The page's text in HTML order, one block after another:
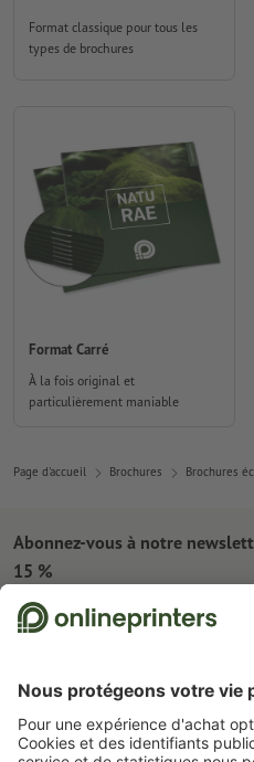
Format classique pour tous les
types de brochures
Format Carré
À la fois original et
particulièrement maniable
Page d'accueil Brochures Brochures
À propos de nous
L'entreprise
Service
Abonnez-vous à notre
15 %